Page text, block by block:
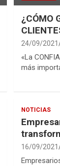
¿CÓMO
24/09/2021
«La
más
NOTICIAS
16/09/2021